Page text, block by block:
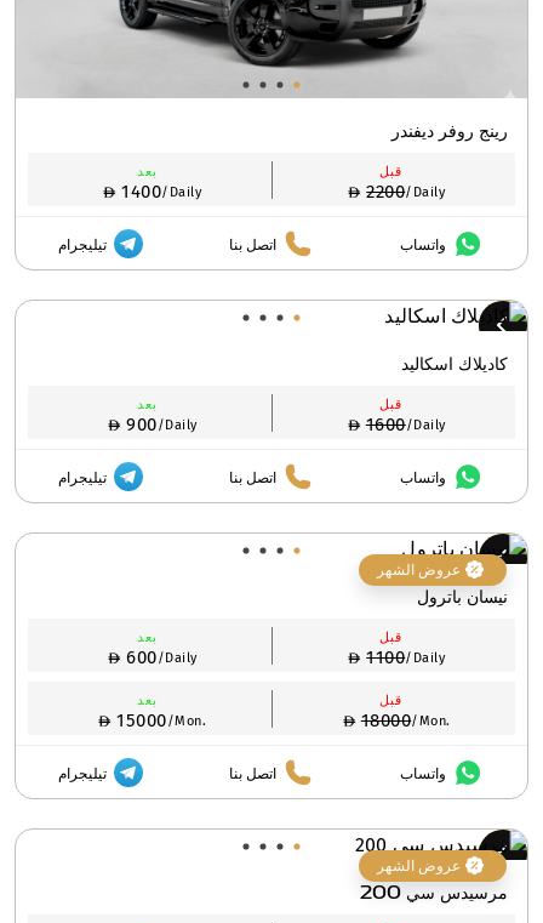
رينج روفر ديفندر
قبل
2200/Daily
بعد
1400/Daily
واتساب اتصل بنا تيليجرام
كاديلاك اسكاليد
قبل
1600/Daily
بعد
900/Daily
واتساب اتصل بنا تيليجرام
عروض الشهر
نيسان باترول
قبل
1100/Daily
بعد
600/Daily
قبل
18000/Mon.
بعد
15000/Mon.
واتساب اتصل بنا تيليجرام
عروض الشهر
مرسيدس سي 200